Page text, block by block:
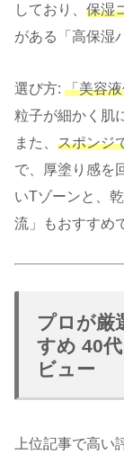
しており、 保湿
がある「高保湿
選び方: 「美容
粒子が細かく肌
また、 スポンジ
で、厚塗り感を
いTゾーンと、
流」もおすすめ
プロが厳
すめ 40
ビュー
上位記事で高